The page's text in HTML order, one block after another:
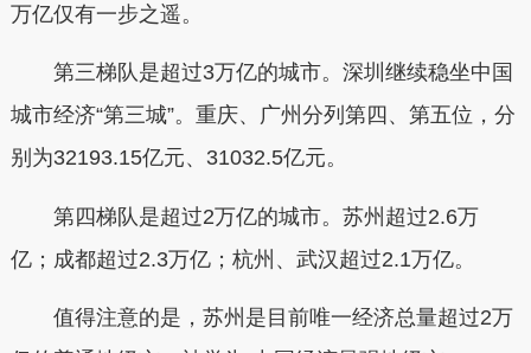
万亿仅有一步之遥。
第三梯队是超过3万亿的城市。深圳继续稳坐中国
城市经济“第三城”。重庆、广州分列第四、第五位，分
别为32193.15亿元、31032.5亿元。
第四梯队是超过2万亿的城市。苏州超过2.6万
亿；成都超过2.3万亿；杭州、武汉超过2.1万亿。
值得注意的是， 苏州是目前唯一经济总量超过2万